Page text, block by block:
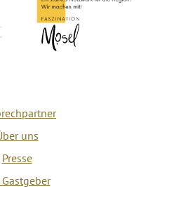
uns
Presse
Gastgeber